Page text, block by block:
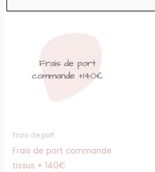
Frais de port
Frais de port commande
tissus + 140€